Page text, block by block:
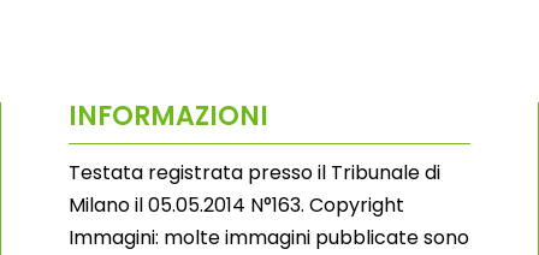
INFORMAZIONI
Testata registrata presso il Tribunale di
Milano il 05.05.2014 N°163. Copyright
Immagini: molte immagini pubblicate sono